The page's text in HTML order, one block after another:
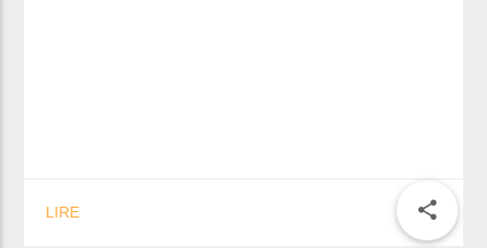
LIRE share
Fiscalité du Diesel : une quadruple